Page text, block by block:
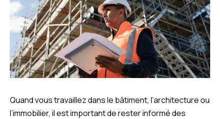
Quand vous travaillez dans le bâtiment, l’architecture ou
l’immobilier, il est important de rester informé des